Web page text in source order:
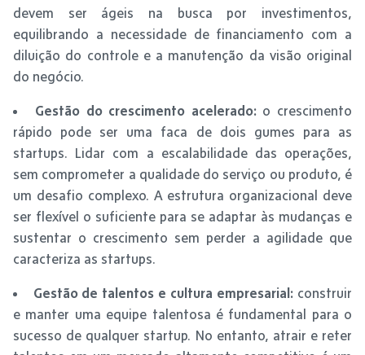
devem ser ágeis na busca por investimentos,
equilibrando a necessidade de financiamento com a
diluição do controle e a manutenção da visão original
do negócio.
Gestão do crescimento acelerado:o crescimento
rápido pode ser uma faca de dois gumes para as
startups. Lidar com a escalabilidade das operações,
sem comprometer a qualidade do serviço ou produto, é
um desafio complexo. A estrutura organizacional deve
ser flexível o suficiente para se adaptar às mudanças e
sustentar o crescimento sem perder a agilidade que
caracteriza as startups.
Gestão de talentos e cultura empresarial: construir
e manter uma equipe talentosa é fundamental para o
sucesso de qualquer startup. No entanto, atrair e reter